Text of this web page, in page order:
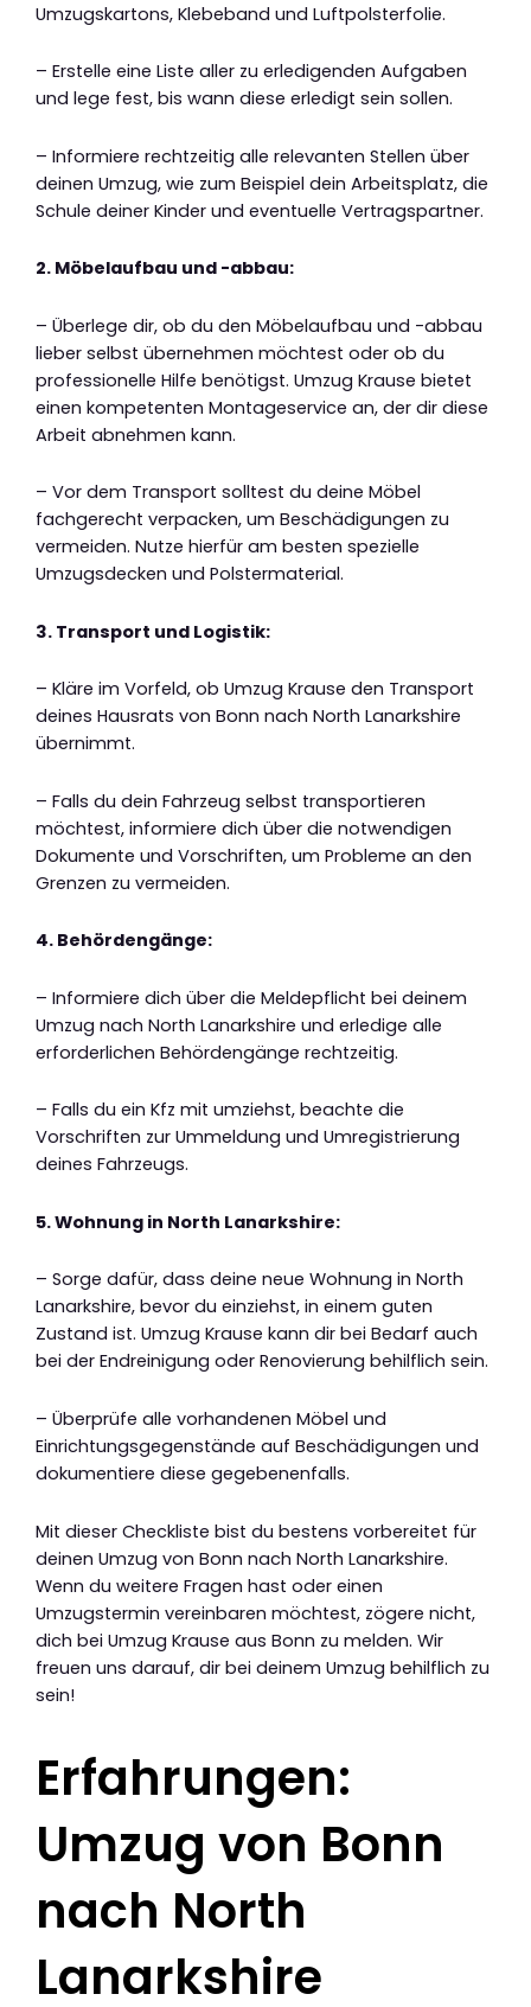
Umzugskartons, Klebeband und Luftpolsterfolie.
– Erstelle eine Liste aller zu erledigenden Aufgaben
und lege fest, bis wann diese erledigt sein sollen.
– Informiere rechtzeitig alle relevanten Stellen über
deinen Umzug, wie zum Beispiel dein Arbeitsplatz, die
Schule deiner Kinder und eventuelle Vertragspartner.
2. Möbelaufbau und -abbau:
– Überlege dir, ob du den Möbelaufbau und -abbau
lieber selbst übernehmen möchtest oder ob du
professionelle Hilfe benötigst. Umzug Krause bietet
einen kompetenten Montageservice an, der dir diese
Arbeit abnehmen kann.
– Vor dem Transport solltest du deine Möbel
fachgerecht verpacken, um Beschädigungen zu
vermeiden. Nutze hierfür am besten spezielle
Umzugsdecken und Polstermaterial.
3. Transport und Logistik:
– Kläre im Vorfeld, ob Umzug Krause den Transport
deines Hausrats von Bonn nach North Lanarkshire
übernimmt.
– Falls du dein Fahrzeug selbst transportieren
möchtest, informiere dich über die notwendigen
Dokumente und Vorschriften, um Probleme an den
Grenzen zu vermeiden.
4. Behördengänge:
– Informiere dich über die Meldepflicht bei deinem
Umzug nach North Lanarkshire und erledige alle
erforderlichen Behördengänge rechtzeitig.
– Falls du ein Kfz mit umziehst, beachte die
Vorschriften zur Ummeldung und Umregistrierung
deines Fahrzeugs.
5. Wohnung in North Lanarkshire:
– Sorge dafür, dass deine neue Wohnung in North
Lanarkshire, bevor du einziehst, in einem guten
Zustand ist. Umzug Krause kann dir bei Bedarf auch
bei der Endreinigung oder Renovierung behilflich sein.
– Überprüfe alle vorhandenen Möbel und
Einrichtungsgegenstände auf Beschädigungen und
dokumentiere diese gegebenenfalls.
Mit dieser Checkliste bist du bestens vorbereitet für
deinen Umzug von Bonn nach North Lanarkshire.
Wenn du weitere Fragen hast oder einen
Umzugstermin vereinbaren möchtest, zögere nicht,
dich bei Umzug Krause aus Bonn zu melden. Wir
freuen uns darauf, dir bei deinem Umzug behilflich zu
sein!
Erfahrungen:
Umzug von Bonn
nach North
Lanarkshire